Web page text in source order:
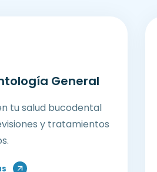
General
tu salud bucodental
y tratamientos